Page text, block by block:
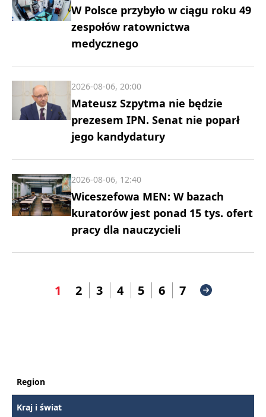
W Polsce przybyło w ciągu roku 49
zespołów ratownictwa
medycznego
Mateusz Szpytma nie będzie
prezesem IPN. Senat nie poparł
jego kandydatury
2026-08-06, 20:00
Wiceszefowa MEN: W bazach
kuratorów jest ponad 15 tys. ofert
pracy dla nauczycieli
2026-08-06, 12:40
1 2 3 4 5 6 7
Region
Kraj i świat